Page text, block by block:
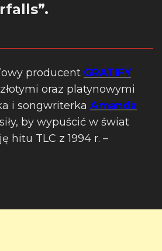
producent GRATIFY
oraz platynowymi
i songwriterka Amanda
by wypuścić w świat
hitu TLC z 1994 r. –